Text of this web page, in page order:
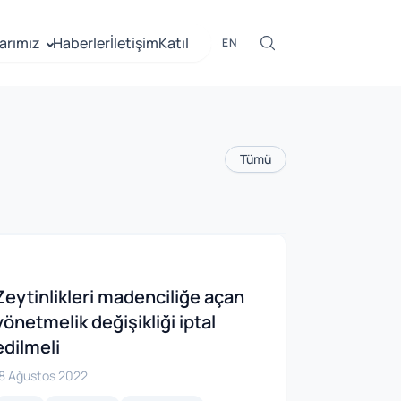
HaberlerİletişimKatıl EN
Tümü
madenciliğe açan
değişikliği iptal
Ağustos 2022